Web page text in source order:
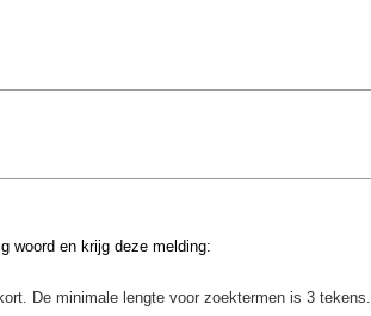
woord en krijg deze melding:
De minimale lengte voor zoektermen is 3 tekens.